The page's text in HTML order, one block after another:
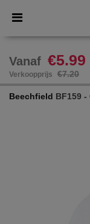
× Betere
Vanaf €5.99
Verkoopprijs €7.20
Beechfield BF159